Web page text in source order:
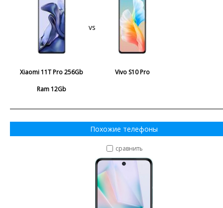
Xiaomi 11T Pro 256Gb
Ram 12Gb
vs
Vivo S10 Pro
Похожие телефоны
сравнить